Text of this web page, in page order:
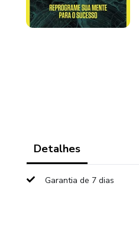
Detalhes
Garantia de 7 dias